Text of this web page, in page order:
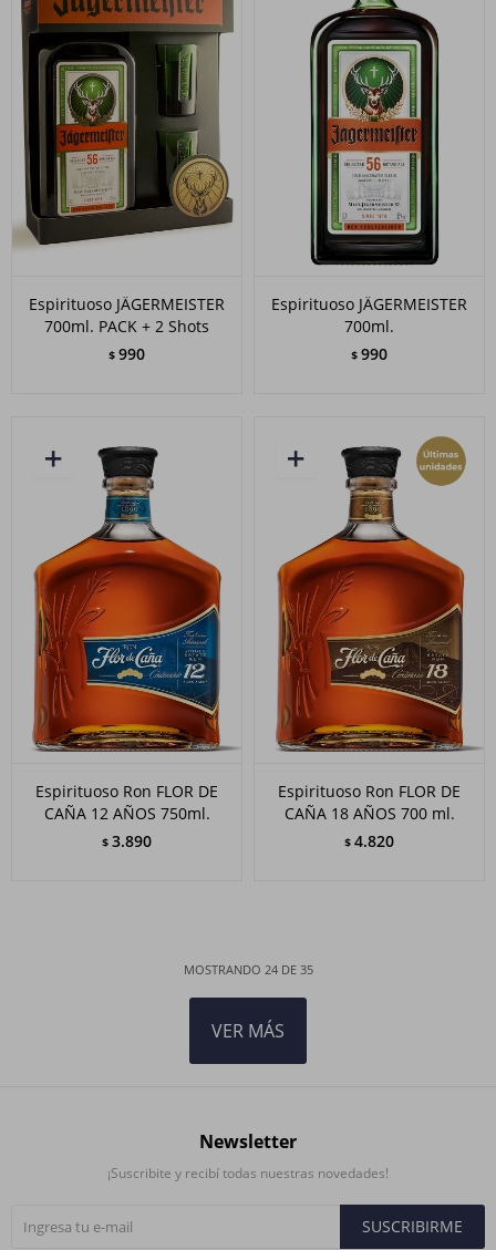
Espirituoso JÄGERMEISTER
700ml. PACK + 2 Shots
$ 990
Espirituoso JÄGERMEISTER
700ml.
$ 990
Espirituoso Ron FLOR DE
CAÑA 12 AÑOS 750ml.
$ 3.890
Espirituoso Ron FLOR DE
CAÑA 18 AÑOS 700 ml.
$ 4.820
MOSTRANDO 24DE 35
VER MÁS
Newsletter
¡Suscribite y recibí todas nuestras novedades!
SUSCRIBIRME